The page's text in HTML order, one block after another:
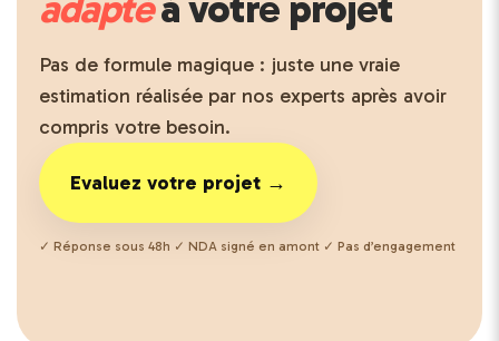
Pas de formule magique : juste une vraie
estimation réalisée par nos experts après avoir
compris votre besoin.
Evaluez votre projet →
✓ Réponse sous 48h ✓ NDA signé en amont ✓ Pas d’engagement